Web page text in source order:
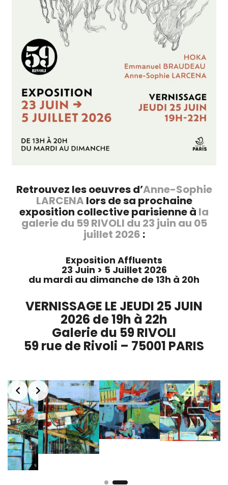
Retrouvez les oeuvres d’Anne-Sophie
LARCENAlors de sa prochaine
exposition collective parisienne à la
galerie du 59 RIVOLI du 23 juin au 05
juillet 2026 :
Exposition Affluents
23 Juin > 5 Juillet 2026
du mardi au dimanche de 13h à 20h
VERNISSAGE LE JEUDI 25 JUIN
2026 de 19h à 22h
Galerie du 59 RIVOLI
59 rue de Rivoli – 75001 PARIS
Slide 1 of 2